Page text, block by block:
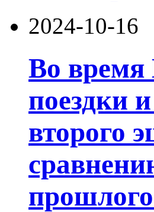
2024-10-16
Во время
поездки
второго